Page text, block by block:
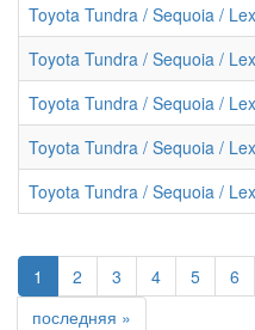
Toyota Tundra / Sequoia /
Toyota Tundra / Sequoia /
Toyota Tundra / Sequoia /
Toyota Tundra / Sequoia /
Toyota Tundra / Sequoia /
1 2 3 4 5 6
последняя »